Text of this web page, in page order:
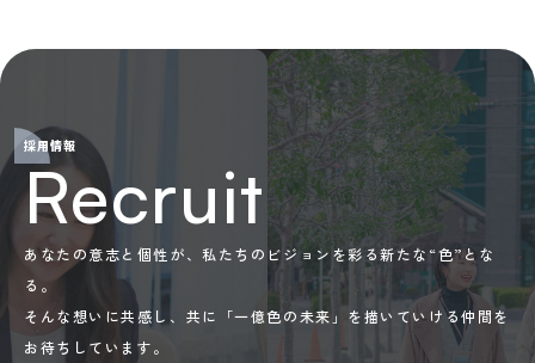
採用情報
Recruit
あなたの意志と個性が、私たちのビジョンを彩る新たな“色”とな
る。
そんな想いに共感し、共に「一億色の未来」を描いていける仲間を
お待ちしています。